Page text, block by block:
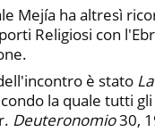
Mejía ha altresì
Religiosi con
è stato
la quale tutti
Deuteronomio30,